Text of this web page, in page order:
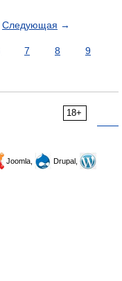
Следующая →
7 8
9
18+
Joomla,
Drupal,